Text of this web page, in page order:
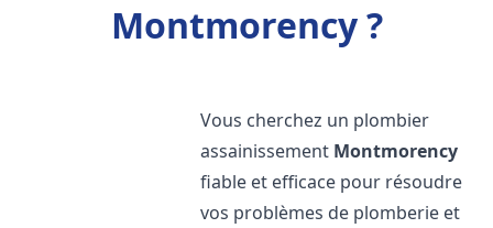
Montmorency ?
Vous cherchez un plombier
assainissement Montmorency
fiable et efficace pour résoudre
vos problèmes de plomberie et